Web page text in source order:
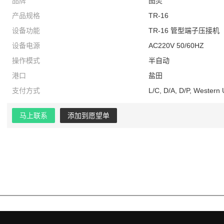
产品规格
TR-16
设备功能
TR-16 管型端子压接机
设备电源
AC220V 50/60HZ
操作模式
半自动
港口
盐田
支付方式
L/C, D/A, D/P, Western
马上联系 添加到愿望单